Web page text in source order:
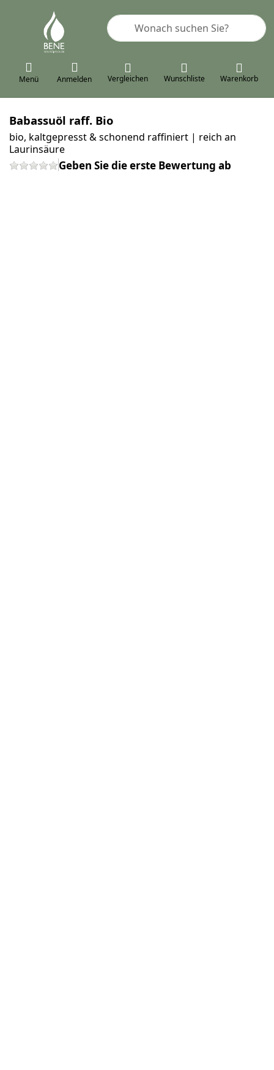
Geben Sie einen Suchbegriff ein.
Menü Anmelden Vergleichen Wunschliste Warenkorb
Babassuöl raff. Bio
bio, kaltgepresst & schonend raffiniert | reich an
Laurinsäure
Geben Sie die erste Bewertung ab